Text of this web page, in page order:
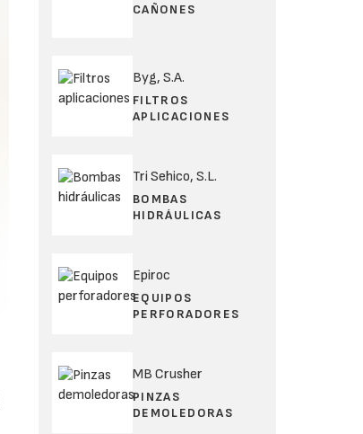
CAÑONES
Byg, S.A.
FILTROS
APLICACIONES
Tri Sehico, S.L.
BOMBAS
HIDRÁULICAS
Epiroc
EQUIPOS
PERFORADORES
MB Crusher
PINZAS
DEMOLEDORAS